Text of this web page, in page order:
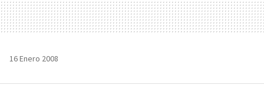
16 Enero 2008